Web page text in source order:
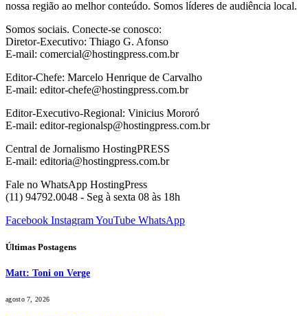
nossa região ao melhor conteúdo. Somos líderes de audiência local.
Somos sociais. Conecte-se conosco:
Diretor-Executivo: Thiago G. Afonso
E-mail: comercial@hostingpress.com.br
Editor-Chefe: Marcelo Henrique de Carvalho
E-mail: editor-chefe@hostingpress.com.br
Editor-Executivo-Regional: Vinicius Mororó
E-mail: editor-regionalsp@hostingpress.com.br
Central de Jornalismo HostingPRESS
E-mail: editoria@hostingpress.com.br
Fale no WhatsApp HostingPress
(11) 94792.0048 - Seg à sexta 08 às 18h
Facebook InstagramYouTube WhatsApp
Últimas Postagens
Matt: Toni on Verge
agosto 7, 2026